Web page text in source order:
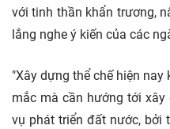
với tinh thần khẩn trương,
lắng nghe ý kiến của các
"Xây dựng thể chế hiện
mắc mà cần hướng tới
vụ phát triển đất nước, bởi